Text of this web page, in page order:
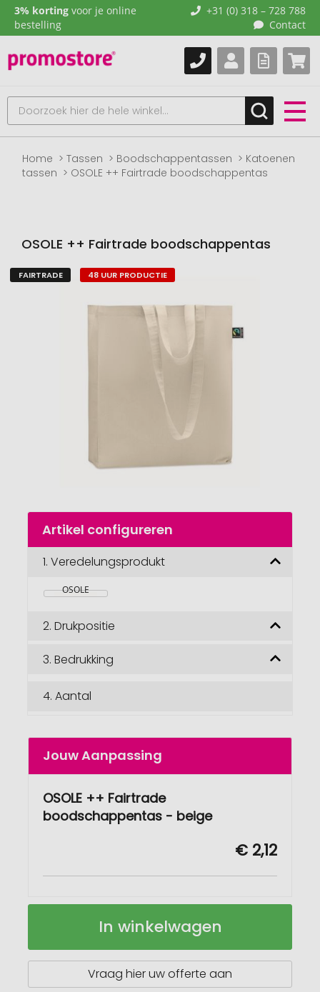
3% korting voor je online
bestelling
+31 (0) 318 – 728 788
Contact
Home Tassen Boodschappentassen
Katoenen
tassen
OSOLE ++ Fairtrade boodschappentas
OSOLE ++ Fairtrade boodschappentas
Naar
Naar
begin
afbeeldingengalerij
FAIRTRADE 48 UUR PRODUCTIE
Artikel configureren
1. Veredelungsprodukt
OSOLE
2. Drukpositie
3. Bedrukking
4. Aantal
Jouw Aanpassing
OSOLE ++ Fairtrade
boodschappentas - beige
€ 2,12
OSOLE
boodschappentas
Op
In winkelwagen
Vraag hier uw offerte aan